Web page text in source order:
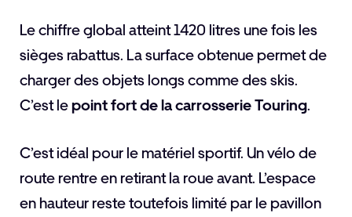
Le chiffre global atteint 1420 litres une fois les
sièges rabattus. La surface obtenue permet de
charger des objets longs comme des skis.
C’est lepoint fort de la carrosserie Touring.
C’est idéal pour le matériel sportif. Un vélo de
route rentre en retirant la roue avant. L’espace
en hauteur reste toutefois limité par le pavillon